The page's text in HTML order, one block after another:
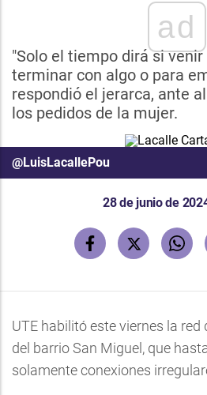
ad
"Solo el tiempo dirá si
terminar con algo o para
respondió el jerarca, ante
los pedidos de la mujer.
@LuisLacallePou
28 de junio de
UTE habilitó este viernes la red
del barrio San Miguel, que
solamente conexiones